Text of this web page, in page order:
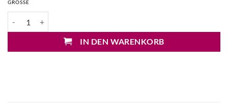
GRÖSSE
IN DEN WARENKORB